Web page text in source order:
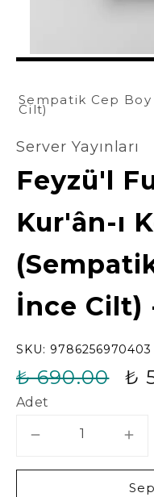
1
Sempatik Cep Boy
Cilt)
Server Yayınları
Feyzü'l
Kur'ân-ı
İnce Cilt)
SKU: 9786256970403
₺ 690.00 ₺
Adet